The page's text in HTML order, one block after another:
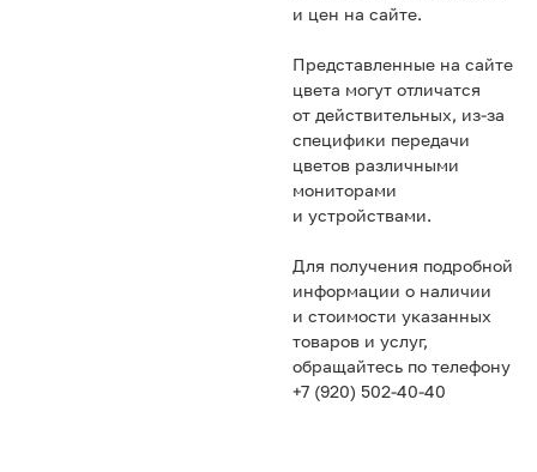
и цен на сайте.
Представленные на сайте
цвета могут отличатся
от действительных, из-за
специфики передачи
цветов различными
мониторами
и устройствами.
Для получения подробной
информации о наличии
и стоимости указанных
товаров и услуг,
обращайтесь по телефону
+7 (920) 502-40-40